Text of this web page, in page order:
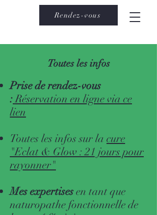
Rendez-vous
Toutes les infos
Prise de rendez-vous
:Réservation en ligne via ce
lien
Toutes les infos sur la cure
"Eclat & Glow : 21 jours pour
rayonner"
Mes expertisesen tant que
naturopathe fonctionnelle de